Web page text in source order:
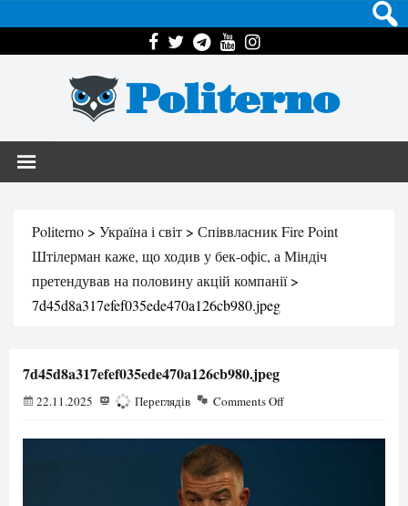
Politerno
Politerno > Україна і світ > Співвласник Fire Point
Штілерман каже, що ходив у бек-офіс, а Міндіч
претендував на половину акцій компанії>
7d45d8a317efef035ede470a126cb980.jpeg
7d45d8a317efef035ede470a126cb980.jpeg
22.11.2025 104 Переглядів Comments Off